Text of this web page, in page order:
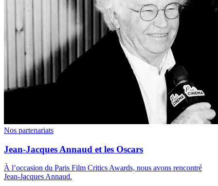
Nos partenariats
Jean-Jacques Annaud et les Oscars
À l’occasion du Paris Film Critics Awards, nous avons rencontré
Jean-Jacques Annaud.